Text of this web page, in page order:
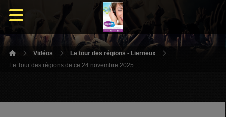
Vidéos
Le tour des régions - Lierneux
Le Tour des régions de ce 24 novembre 2025